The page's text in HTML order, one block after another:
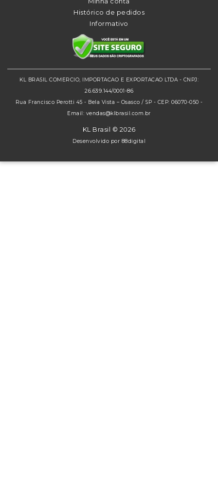
Histórico de pedidos
Informativo
KL BRASIL COMERCIO, IMPORTACAO E EXPORTACAO LTDA - CNPJ:
26.639.144/0001-86
Rua Francisco Perotti 45 - Bela Vista – Osasco / SP - CEP: 06070-050 -
Email: vendas@klbrasil.com.br
KL Brasil © 2026
Desenvolvido por 88digital